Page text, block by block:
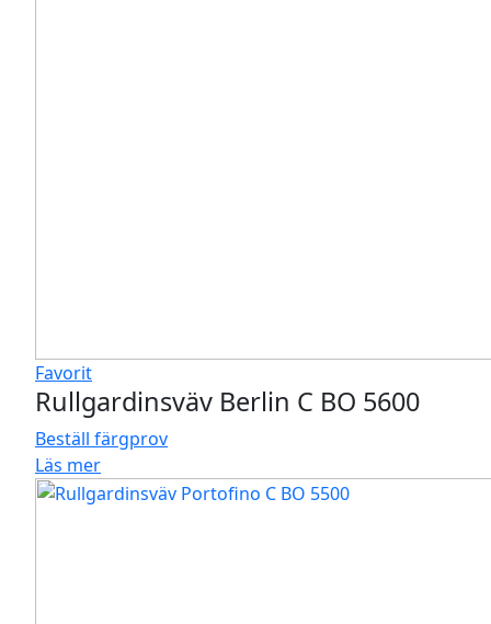
Favorit
Rullgardinsväv Berlin C BO 5600
Beställ färgprov
Läs mer